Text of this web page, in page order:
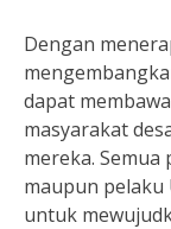
Dengan
dapat
masyarakat
mereka.
maupun pelaku
untuk